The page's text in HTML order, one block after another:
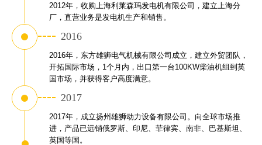
2012年，收购上海利莱森玛发电机有限公司，建立上海分
厂，直营业务是发电机生产和销售。
2016
2016年，东方雄狮电气机械有限公司成立，建立外贸团队，
开拓国际市场，1个月内，出口第一台100KW柴油机组到英
国市场，并获得客户高度满意。
2017
2017年，成立扬州雄狮动力设备有限公司。向全球市场推
进，产品已远销俄罗斯、印尼、菲律宾、南非、巴基斯坦、
英国等国。